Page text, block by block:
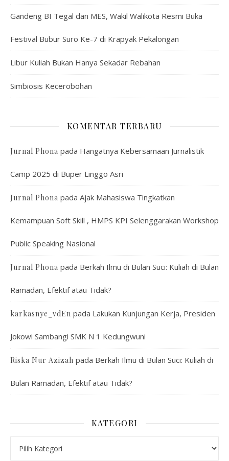
Gandeng BI Tegal dan MES, Wakil Walikota Resmi Buka
Festival Bubur Suro Ke-7 di Krapyak Pekalongan
Libur Kuliah Bukan Hanya Sekadar Rebahan
Simbiosis Kecerobohan
KOMENTAR TERBARU
Jurnal Phona pada Hangatnya Kebersamaan Jurnalistik
Camp 2025 di Buper Linggo Asri
Jurnal Phona pada Ajak Mahasiswa Tingkatkan
Kemampuan Soft Skill , HMPS KPI Selenggarakan Workshop
Public Speaking Nasional
Jurnal Phona pada Berkah Ilmu di Bulan Suci: Kuliah di Bulan
Ramadan, Efektif atau Tidak?
karkasnye_vdEn pada Lakukan Kunjungan Kerja, Presiden
Jokowi Sambangi SMK N 1 Kedungwuni
Riska Nur Azizah pada Berkah Ilmu di Bulan Suci: Kuliah di
Bulan Ramadan, Efektif atau Tidak?
KATEGORI